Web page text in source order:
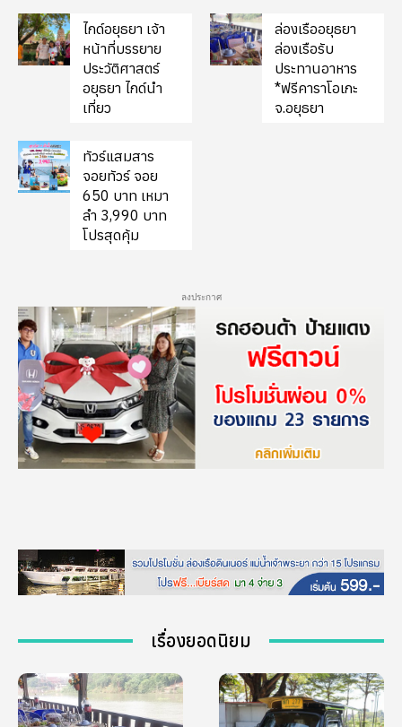
ไกด์อยุธยา เจ้า
หน้าที่บรรยาย
ประวัติศาสตร์
อยุธยา ไกด์นำ
เที่ยว
ล่องเรืออยุธยา
ล่องเรือรับ
ประทานอาหาร
*ฟรีคาราโอเกะ
จ.อยุธยา
ทัวร์แสมสาร
จอยทัวร์ จอย
650 บาท เหมา
ลำ 3,990 บาท
โปรสุดคุ้ม
ลงประกาศ
เรื่องยอดนิยม